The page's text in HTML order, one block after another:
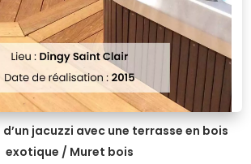
jacuzzi avec une terrasse en bois
exotique / Muret bois